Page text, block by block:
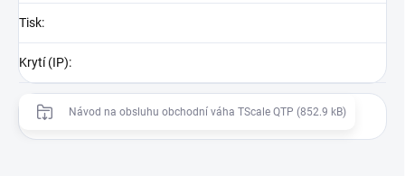
Tisk:
Krytí (IP):
Návod na obsluhu obchodní váha TScale QTP (852.9 kB)